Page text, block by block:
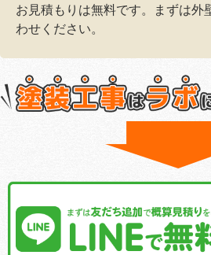
お見積もりは無料です。まずは外
わせください。